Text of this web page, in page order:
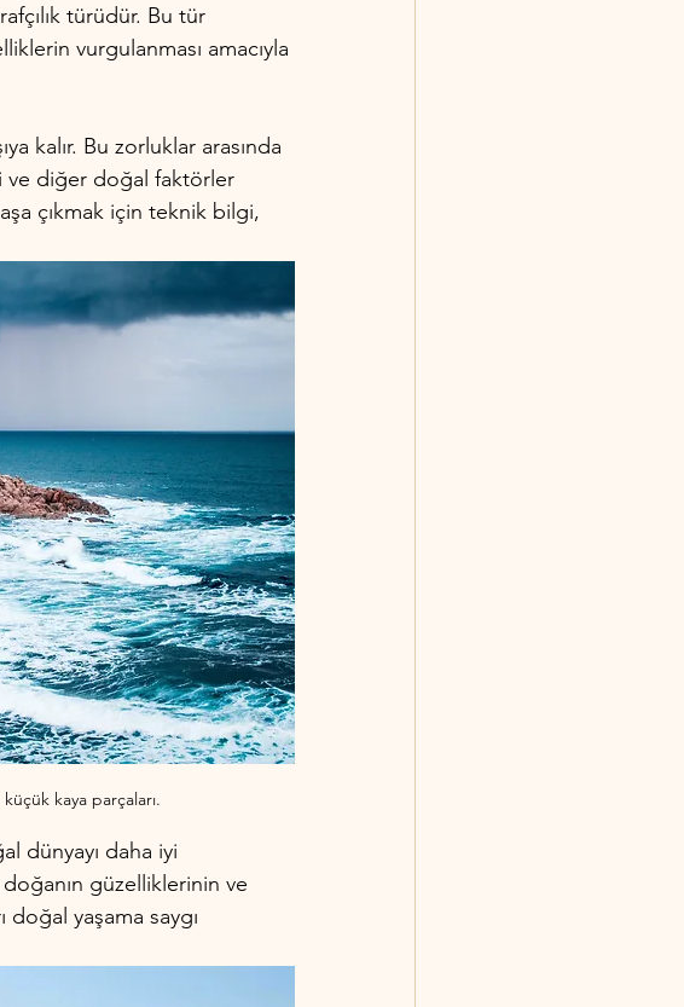
türüdür. Bu tür
vurgulanması amacıyla
kalır. Bu zorluklar arasında
ve diğer doğal faktörler
çıkmak için teknik bilgi,
kaya parçaları.
dünyayı daha iyi
güzelliklerinin ve
yaşama saygı